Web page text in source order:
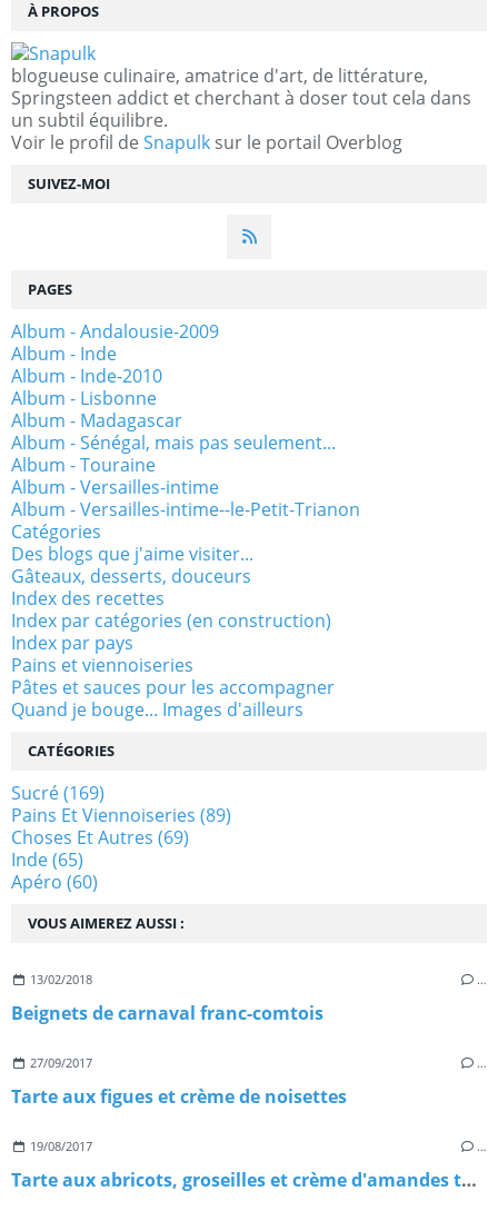
SUIVEZ-MOI
À PROPOS
blogueuse culinaire, amatrice d'art, de littérature,
Springsteen addict et cherchant à doser tout cela dans
un subtil équilibre.
Voir le profil de Snapulk sur le portail Overblog
VOUS AIMEREZ AUSSI :
13/02/2018 …
Beignets de carnaval franc-comtois
27/09/2017 …
Tarte aux figues et crème de noisettes
19/08/2017 …
Tarte aux abricots, groseilles et crème d'amandes torréfiées
PAGES
Album - Andalousie-2009
Album - Inde
Album - Inde-2010
Album - Lisbonne
Album - Madagascar
Album - Sénégal, mais pas seulement...
Album - Touraine
Album - Versailles-intime
Album - Versailles-intime--le-Petit-Trianon
Catégories
Des blogs que j'aime visiter...
Gâteaux, desserts, douceurs
Index des recettes
Index par catégories (en construction)
Index par pays
Pains et viennoiseries
Pâtes et sauces pour les accompagner
Quand je bouge... Images d'ailleurs
CATÉGORIES
Sucré(169)
Pains Et Viennoiseries (89)
Choses Et Autres (69)
Inde(65)
Apéro (60)